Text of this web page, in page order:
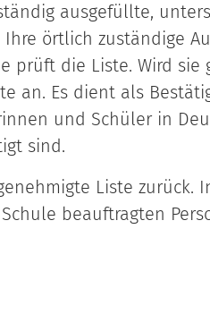
ausgefüllte,
örtlich zuständige
prüft die Liste. Wird sie
an. Es dient als
und Schüler in
sind.
Liste zurück.
beauftragten